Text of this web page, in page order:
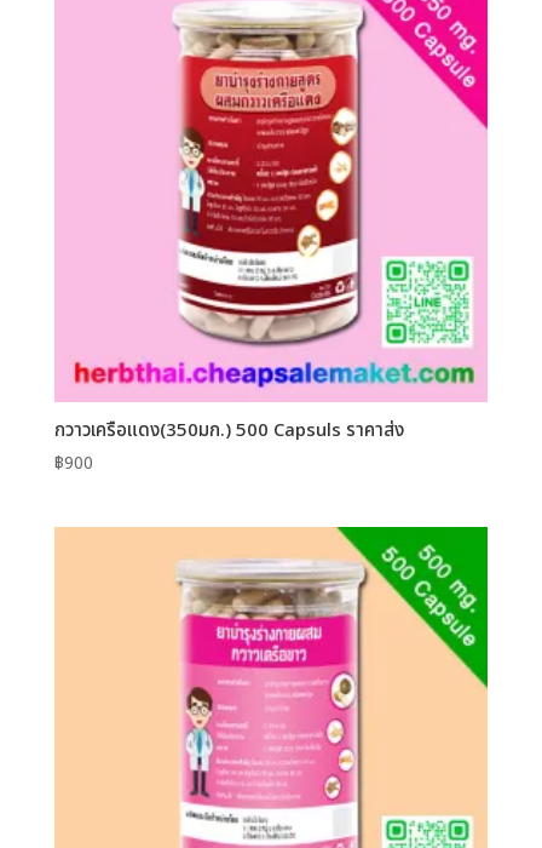
กวาวเครือแดง(350มก.) 500 Capsuls ราคาส่ง
฿900